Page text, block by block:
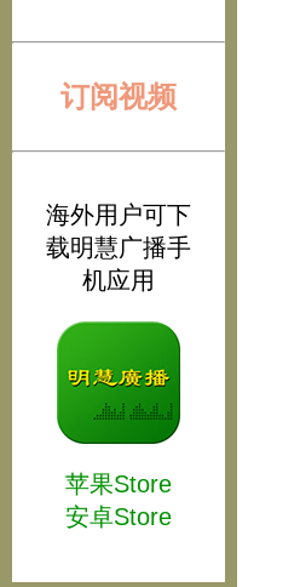
订阅视频
海外用户可下
载明慧广播手
机应用
苹果Store
安卓Store